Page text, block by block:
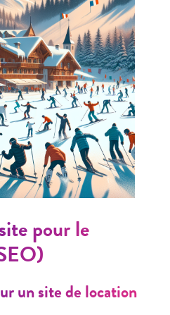
pour le
un site de location